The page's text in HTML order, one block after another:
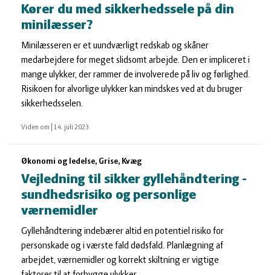
Kører du med sikkerhedssele på din
minilæsser?
Minilæsseren er et uundværligt redskab og skåner
medarbejdere for meget slidsomt arbejde. Den er impliceret i
mange ulykker, der rammer de involverede på liv og førlighed.
Risikoen for alvorlige ulykker kan mindskes ved at du bruger
sikkerhedsselen.
Viden om 14. juli 2023
Økonomi og ledelse, Grise, Kvæg
Vejledning til sikker gyllehåndtering -
sundhedsrisiko og personlige
værnemidler
Gyllehåndtering indebærer altid en potentiel risiko for
personskade og i værste fald dødsfald. Planlægning af
arbejdet, værnemidler og korrekt skiltning er vigtige